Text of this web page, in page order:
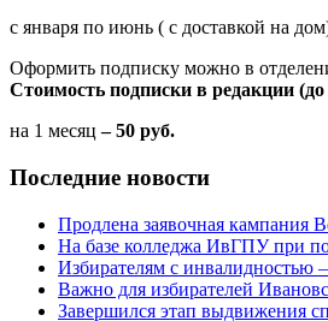
с января по июнь ( с доставкой на
Оформить подписку можно в
Стоимость подписки в редакции
на 1 месяц – 50 руб.
Последние новости
Продлена заявочная кампания
На базе колледжа ИвГПУ при
Избирателям с инвалидностью
Важно для избирателей
Завершился этап выдвижения